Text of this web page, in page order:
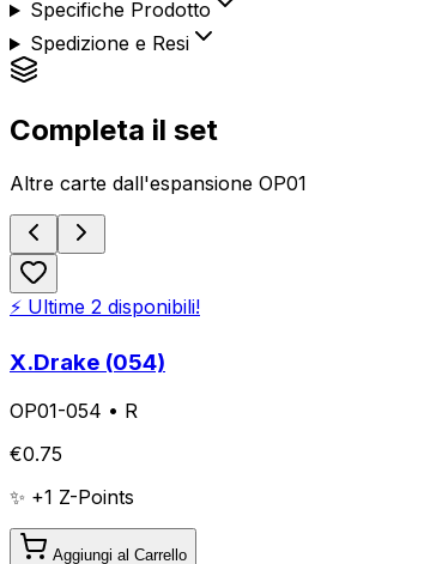
Specifiche Prodotto
Spedizione e Resi
Completa il set
Altre carte dall'espansione OP01
⚡ Ultime 2 disponibili!
X.Drake (054)
OP01-054 • R
€0.75
✨ +1 Z-Points
Aggiungi al Carrello